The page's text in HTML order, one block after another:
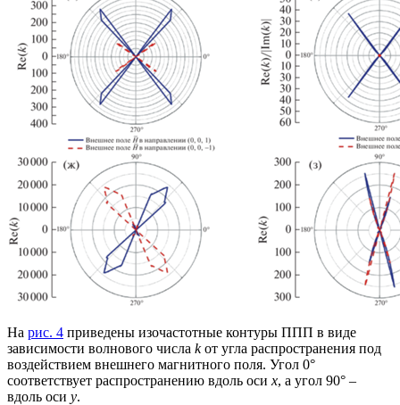
На рис. 4 приведены изочастотные контуры ППП в виде
зависимости волнового числа kот угла распространения под
воздействием внешнего магнитного поля. Угол 0°
соответствует распространению вдоль оси x, а угол 90° –
вдоль оси y.